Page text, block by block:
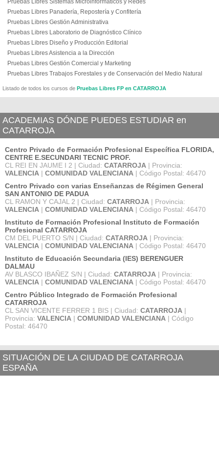
Pruebas Libres Sistemas Microinformáticos y Redes
Pruebas Libres Panadería, Repostería y Confitería
Pruebas Libres Gestión Administrativa
Pruebas Libres Laboratorio de Diagnóstico Clínico
Pruebas Libres Diseño y Producción Editorial
Pruebas Libres Asistencia a la Dirección
Pruebas Libres Gestión Comercial y Marketing
Pruebas Libres Trabajos Forestales y de Conservación del Medio Natural
Listado de todos los cursos de Pruebas Libres FP en CATARROJA
ACADEMIAS DÓNDE PUEDES ESTUDIAR en
CATARROJA
Centro Privado de Formación Profesional Específica FLORIDA,
CENTRE E.SECUNDARI TECNIC PROF.
CL REI EN JAUME I 2 | Ciudad: CATARROJA | Provincia:
VALENCIA | COMUNIDAD VALENCIANA | Código Postal: 46470
Centro Privado con varias Enseñanzas de Régimen General
SAN ANTONIO DE PADUA
CL RAMON Y CAJAL 2 | Ciudad: CATARROJA | Provincia:
VALENCIA | COMUNIDAD VALENCIANA | Código Postal: 46470
Instituto de Formación Profesional Instituto de Formación
Profesional CATARROJA
CM DEL PUERTO S/N | Ciudad: CATARROJA | Provincia:
VALENCIA | COMUNIDAD VALENCIANA | Código Postal: 46470
Instituto de Educación Secundaria (IES) BERENGUER
DALMAU
AV BLASCO IBAÑEZ S/N | Ciudad: CATARROJA | Provincia:
VALENCIA | COMUNIDAD VALENCIANA | Código Postal: 46470
Centro Público Integrado de Formación Profesional
CATARROJA
CL SAN VICENTE FERRER 1 BIS | Ciudad: CATARROJA |
Provincia: VALENCIA | COMUNIDAD VALENCIANA | Código
Postal: 46470
SITUACIÓN DE LA CIUDAD DE CATARROJA
ESPAÑA